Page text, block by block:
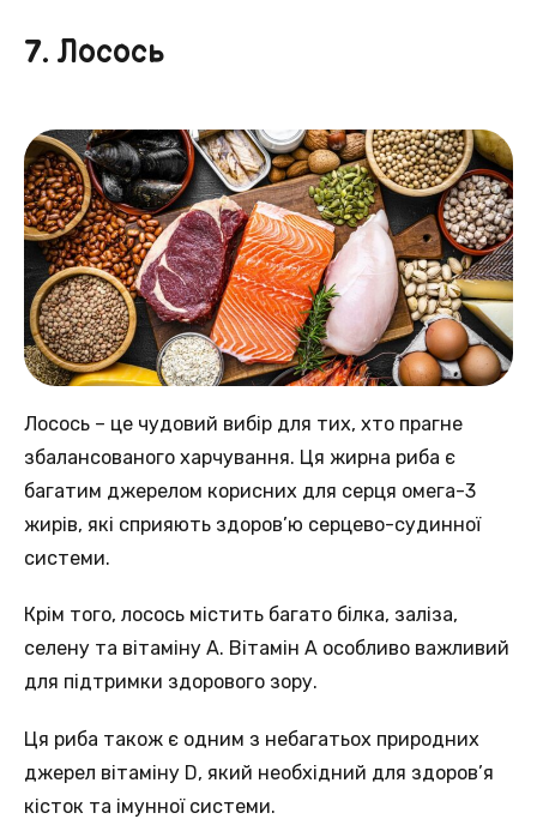
7. Лосось
Лосось – це чудовий вибір для тих, хто прагне
збалансованого харчування. Ця жирна риба є
багатим джерелом корисних для серця омега-3
жирів, які сприяють здоров’ю серцево-судинної
системи.
Крім того, лосось містить багато білка, заліза,
селену та вітаміну А. Вітамін А особливо важливий
для підтримки здорового зору.
Ця риба також є одним з небагатьох природних
джерел вітаміну D, який необхідний для здоров’я
кісток та імунної системи.